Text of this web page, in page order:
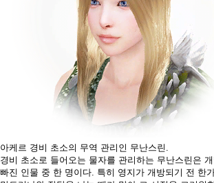
아케르 경비 초소의 무역 관리인 무난스린.
경비 초소로 들어오는 물자를 관리하는 무난스린은
빠진 인물 중 한 명이다. 특히 영지가 개방되기 전 한